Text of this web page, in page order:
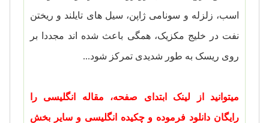
اسب، زلزله و سونامی ژاپن، سیل ­های تایلند و ریختن
نفت در خلیج مکزیک، همگی باعث شده ­اند مجددا بر
روی ریسک به طور شدیدی تمرکز شود...
میتوانید از لینک ابتدای صفحه، مقاله انگلیسی را
رایگان دانلود فرموده و چکیده انگلیسی و سایر بخش